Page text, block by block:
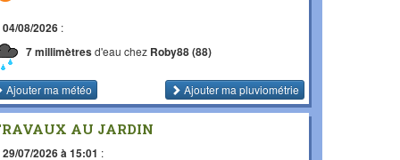
04/08/2026 :
7 millimètresd'eau chez Roby88 (88)
Ajouter ma météo Ajouter ma pluviométrie
AU JARDIN
29/07/2026 à 15:01 :